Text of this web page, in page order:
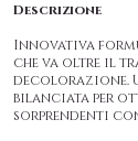
Descrizione
Innovativa
che va oltre il
decolorazione.
bilanciata per
sorprendenti